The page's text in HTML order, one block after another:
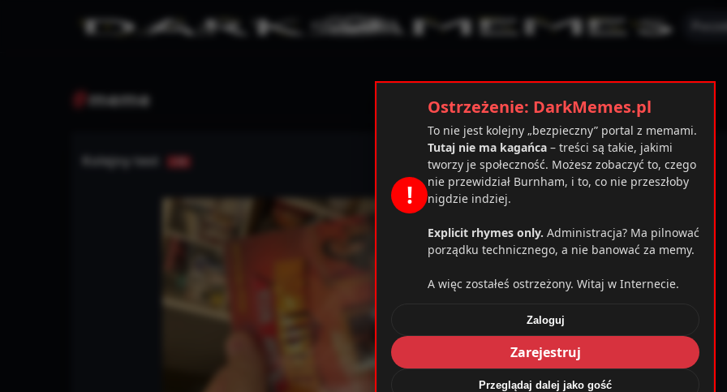
/www/wwwroot/darkmemes.pl/templates_c/
#meme
Kolejny test
!
Ostrzeżenie: DarkMemes.pl
To nie jest kolejny „bezpieczny” portal z memami.
Tutaj nie ma kagańca – treści są takie, jakimi
tworzy je społeczność. Możesz zobaczyć to, czego
nie przewidział Burnham, i to, co nie przeszłoby
nigdzie indziej.
Explicit rhymes only. Administracja? Ma pilnować
porządku technicznego, a nie banować za memy.
A więc zostałeś ostrzeżony. Witaj w Internecie.
Zaloguj
Zarejestruj
Przeglądaj dalej jako gość